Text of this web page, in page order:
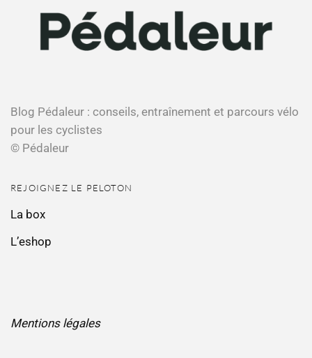
Blog Pédaleur : conseils, entraînement et parcours vélo
pour les cyclistes
© Pédaleur
REJOIGNEZ LE PELOTON
La box
L’eshop
Mentions légales